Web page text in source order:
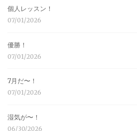
個人レッスン！
07/01/2026
優勝！
07/01/2026
7月だ〜！
07/01/2026
湿気が〜！
06/30/2026